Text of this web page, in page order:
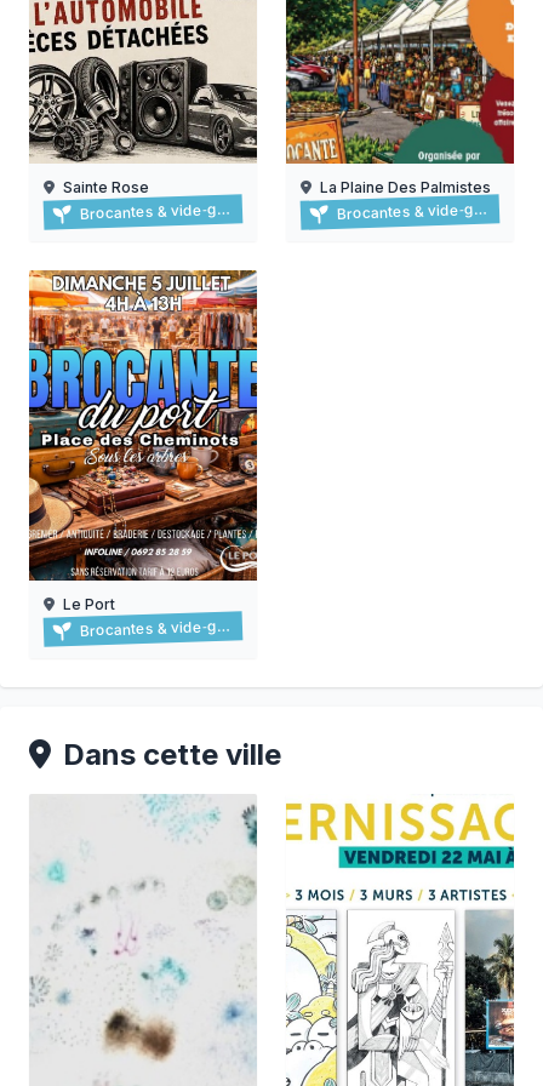
Brocante à sainte-rose
09/08/2026
Sainte Rose
Brocantes & vide‑greniers Brocante à la plaine-des-
15/08/2026
La Plaine Des Palmistes
Brocantes & vide‑greniers
Brocante du port
06/09/2026
Le Port
Brocantes & vide‑greniers
Dans cette ville